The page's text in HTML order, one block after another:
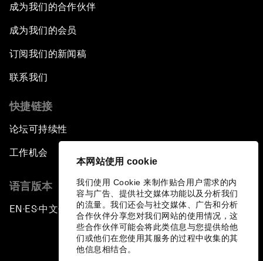
本网站使用 cookie
我们使用 Cookie 来制作贴合用户需求的内
容与广告、提供社交媒体功能以及分析我们
的流量。我们还会与社交媒体、广告和分析
合作伙伴分享您对我们网站的使用情况，这
些合作伙伴可能会将此类信息与您提供给他
们或他们在您使用其服务的过程中收集的其
他信息相结合。
成为我们的合作伙伴
成为我们的会员
订阅我们的新闻稿
联系我们
快捷链接
论坛可持续性
工作机会
语言版本
EN ▪ES▪中文▪ 日本語